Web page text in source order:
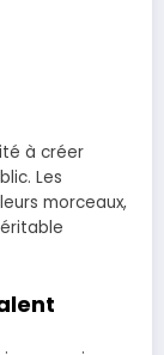
à créer
Les
morceaux,